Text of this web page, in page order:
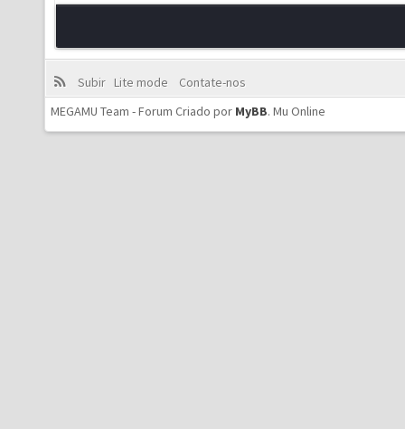
Subir Lite mode
Contate-nos
MEGAMU Team - Forum Criado por MyBB. Mu Online